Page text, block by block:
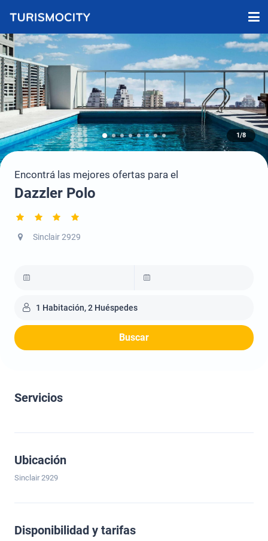
1/8
Encontrá las mejores ofertas para el
Dazzler Polo
Sinclair 2929
1 Habitación, 2 Huéspedes
Buscar
Servicios
Ubicación
Sinclair 2929
Disponibilidad y tarifas